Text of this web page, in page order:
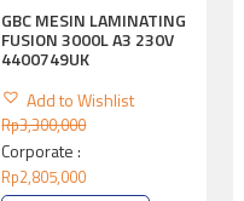
GBC MESIN LAMINATING
FUSION 3000L A3 230V
4400749UK
Add to Wishlist
Rp3,300,000
Corporate :
Rp2,805,000